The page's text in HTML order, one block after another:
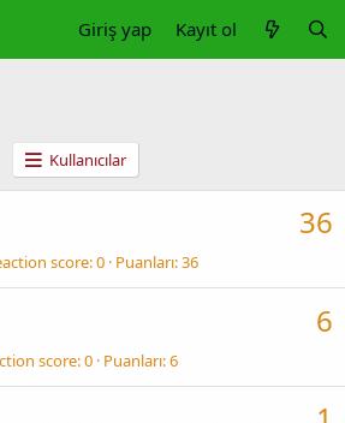
Giriş yap Kayıt ol
Kullanıcılar
36
score 0 Puanları 36
6
score 0 Puanları 6